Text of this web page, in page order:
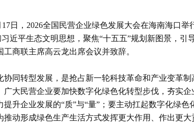
日，2026全国民营企业绿色发展大会在海南海口举
近平生态文明思想，聚焦“十五五”规划新图景，引
商联主席高云龙出席会议并致辞。
协同转型发展，是抢占新一轮科技革命和产业变革
大民营企业要加快数字化绿色化转型步伐，夯实企
升企业发展的“质”与“量”；要主动扛起数字化绿色
动形成绿色生产生活方式发挥更大作用、作出更大